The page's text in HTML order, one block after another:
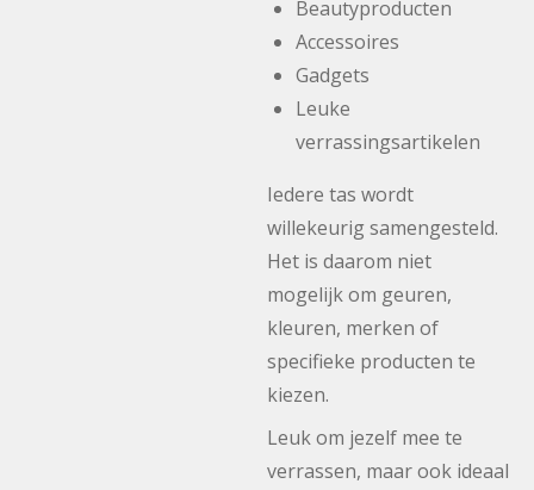
Beautyproducten
Accessoires
Gadgets
Leuke
verrassingsartikelen
Iedere tas wordt
willekeurig samengesteld.
Het is daarom niet
mogelijk om geuren,
kleuren, merken of
specifieke producten te
kiezen.
Leuk om jezelf mee te
verrassen, maar ook ideaal